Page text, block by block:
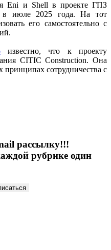
Eni и Shell в проекте ГПЗ
в июле 2025 года. На тот
его самостоятельно с
известно, что к проекту
CITIC Construction. Она
принципах сотрудничества с
рассылку!!!
рубрике один